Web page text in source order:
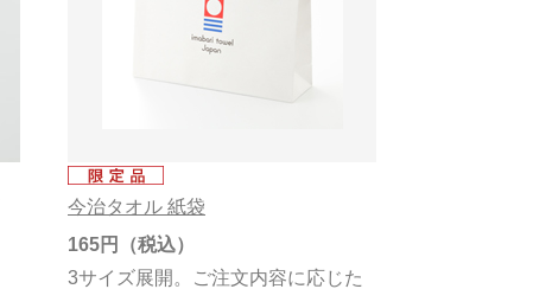
今治タオル 紙袋
3サイズ展開。ご注文内容に応じた
165円